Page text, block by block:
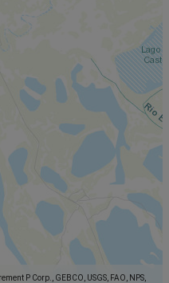
P Corp., GEBCO, USGS, FAO, NPS,